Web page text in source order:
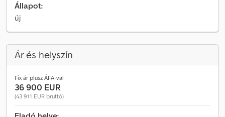
Állapot:
új
Ár és helyszín
Fix ár plusz ÁFA-val
36 900 EUR
(43 911 EUR bruttó)